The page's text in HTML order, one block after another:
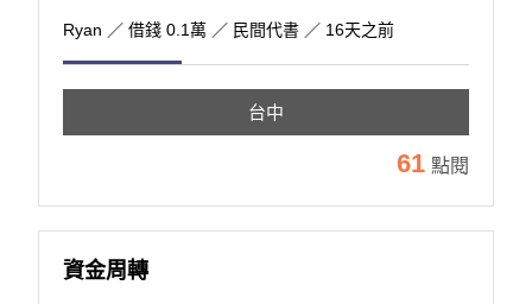
Ryan ／ 借錢 0.1萬 ／ 民間代書 ／ 16天之前
台中
61 點閱
資金周轉